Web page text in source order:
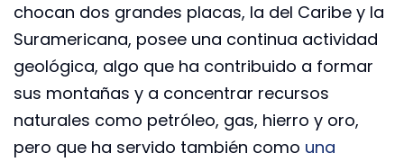
chocan dos grandes placas, la del Caribe y la
Suramericana, posee una continua actividad
geológica, algo que ha contribuido a formar
sus montañas y a concentrar recursos
naturales como petróleo, gas, hierro y oro,
pero que ha servido también como una